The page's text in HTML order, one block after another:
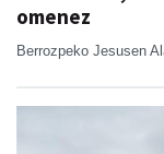
omenez
Berrozpeko Jesusen